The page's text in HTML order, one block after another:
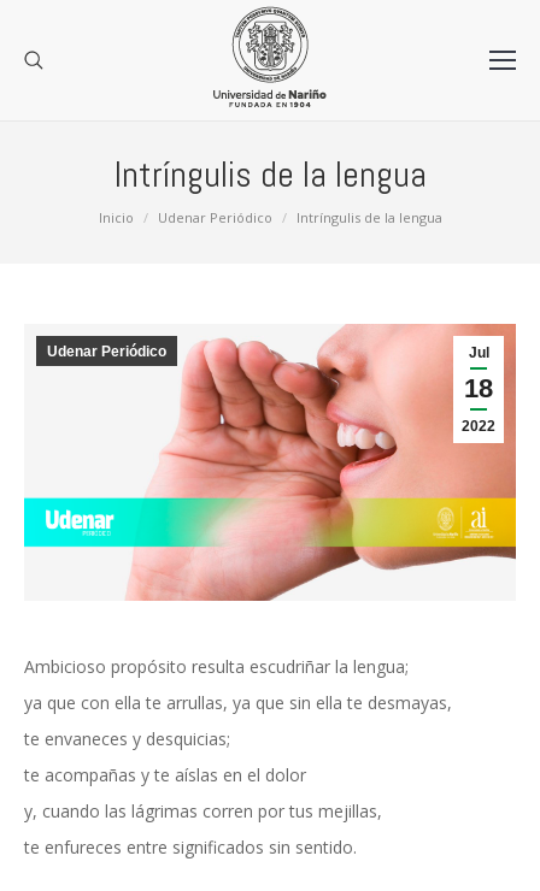
Intríngulis de la lengua
Estás aquí:Inicio Udenar Periódico Intríngulis de la lengua
Jul
18
2022
Udenar Periódico
Ambicioso propósito resulta escudriñar la lengua;
ya que con ella te arrullas, ya que sin ella te desmayas,
te envaneces y desquicias;
te acompañas y te aíslas en el dolor
y, cuando las lágrimas corren por tus mejillas,
te enfureces entre significados sin sentido.